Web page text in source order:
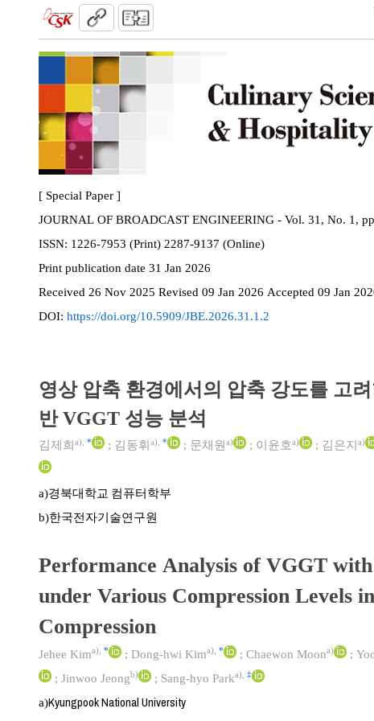
[ Special Paper ]
JOURNAL OF BROADCAST ENGINEERING - Vol. 31, No. 1,
ISSN:
1226-7953 (Print) 2287-9137 (Online)
Print publication date 31 Jan 2026
Received 26 Nov 2025 Revised 09 Jan 2026 Accepted 09 Jan
DOI: https://doi.org/10.5909/JBE.2026.31.1.2
영상 압축 환경에서의 압축 강도를 고려
반 VGGT 성능 분석
김제희 a) * ; 김동휘 a) * ; 문채원 a) ; 이윤호a) ; 김은지 a)
a)경북대학교 컴퓨터학부
b)한국전자기술연구원
Performance Analysis of VGGT
under Various Compression Levels
Compression
Jehee Kima) * ; Dong-hwi Kima) * ; Chaewon Moona) ;
; Jinwoo Jeongb) ; Sang-hyo Parka) ‡
a)Kyungpook National University